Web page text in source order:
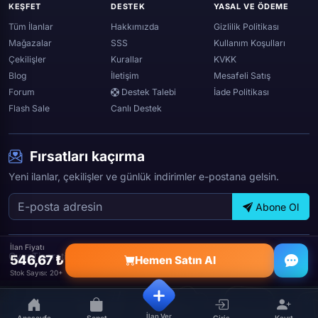
Spotify
KEŞFET
Tüm İlanlar
Mağazalar
Çekilişler
Blog
Forum
Flash Sale
DESTEK
Hakkımızda
SSS
Kurallar
İletişim
Destek Talebi
Canlı Destek
YASAL VE ÖDEME
Gizlilik Politikası
Kullanım Koşulları
KVKK
Mesafeli Satış
İade Politikası
Fırsatları kaçırma
Yeni ilanlar, çekilişler ve günlük indirimler e-postana gelsin.
Abone Ol
OyunTicareti © 2026 — Tüm hakları saklıdır.
İlan Fiyatı
546,67 ₺
Stok Sayısı: 20+
Hemen Satın Al
İlan Ver